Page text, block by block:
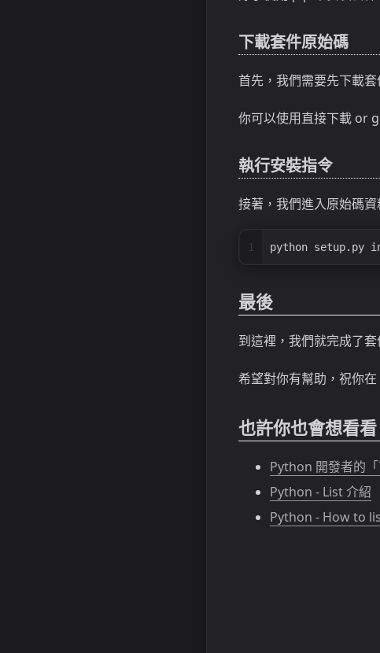
下載套件原始碼
首先，我們需要先下載套
你可以使用直接下載 or
執行安裝指令
接著，我們進入原始碼
1 python setup.py
最後
到這裡，我們就完成了套
希望對你有幫助，祝你
也許你也會想看看
Python 開發者的
Python - List 介紹
Python - How to